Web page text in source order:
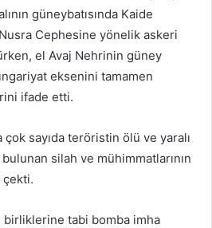
güneybatısında Kaide
Cephesine yönelik askeri
el Avaj Nehrinin güney
eksenini tamamen
ifade etti.
sayıda teröristin ölü ve yaralı
silah ve mühimmatlarının
birliklerine tabi bomba imha